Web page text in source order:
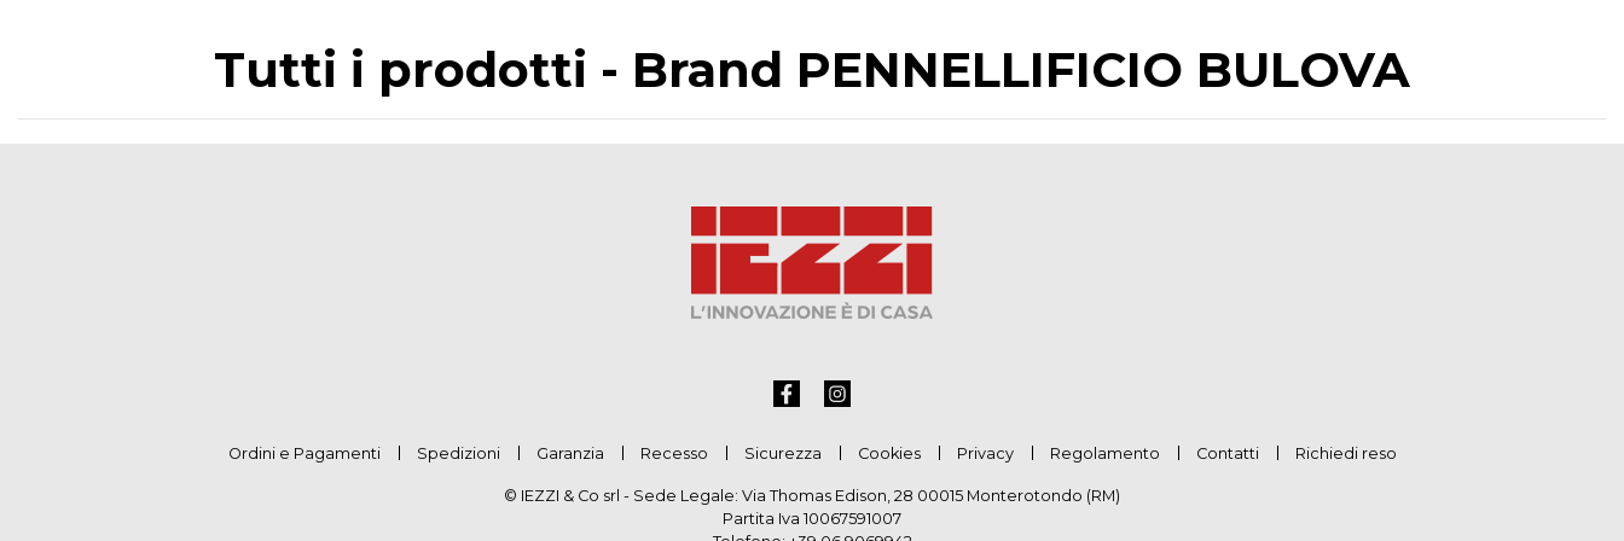
Tutti i prodotti - Brand PENNELLIFICIO BULOVA
Ordini e Pagamenti Spedizioni Garanzia Recesso Sicurezza Cookies Privacy Regolamento Contatti Richiedi reso
© IEZZI & Co srl - Sede Legale: Via Thomas Edison, 28 00015 Monterotondo (RM)
Partita Iva 10067591007